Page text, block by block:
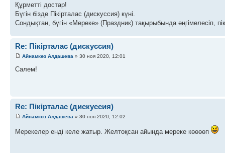
Құрметті достар!
Бүгін бізде Пікірталас (дискуссия) күні.
Сондықтан, бүгін «Мереке» (Праздник) тақырыбында әңгімелесіп,
Re: Пікірталас (дискуссия)
Айнамкөз Алдашева » 30 ноя 2020, 12:01
Салем!
Re: Пікірталас (дискуссия)
Айнамкөз Алдашева » 30 ноя 2020, 12:02
Мерекелер енді келе жатыр. Желтоқсан айында мереке көөөөп